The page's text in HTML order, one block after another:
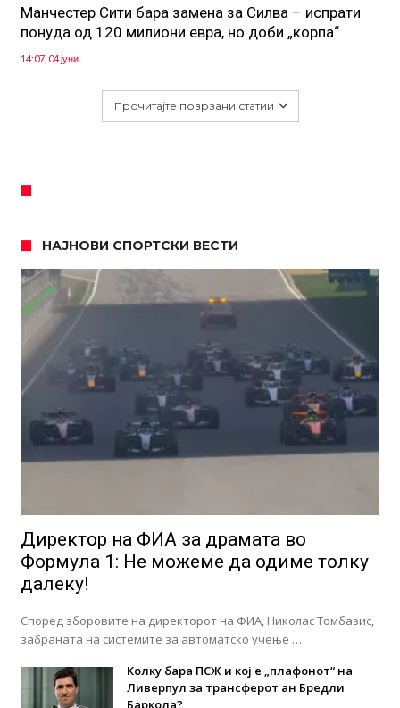
Манчестер Сити бара замена за Силва – испрати
понуда од 120 милиони евра, но доби „корпа“
14:07, 04 јуни
Прочитајте поврзани статии
НАЈНОВИ СПОРТСКИ ВЕСТИ
Директор на ФИА за драмата во
Формула 1: Не можеме да одиме толку
далеку!
Според зборовите на директорот на ФИА, Николас Томбазис,
забраната на системите за автоматско учење …
Колку бара ПСЖ и кој е „плафонот“ на
Ливерпул за трансферот ан Бредли
Баркола?